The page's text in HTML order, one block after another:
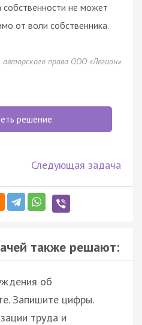
не может
от воли собственника.
права ООО «Легион»
решение
Следующая задача
также решают:
об
Запишите цифры.
труда и